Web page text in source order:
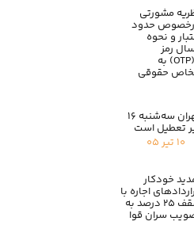
مشورتی
حدود
و نحوه
رمز
یک‌بارمصرف (OTP) به
حقوقی
تهران سه‌شنبه ۱۶
تعطیل است
۱۰ تیر ۰۵
خودکار
اجاره با
سقف ۲۵ درصد به
سران قوا